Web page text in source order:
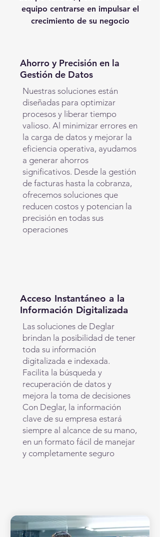
equipo centrarse en impulsar el
crecimiento de su negocio
Ahorro y Precisión en la
Gestión de Datos
Nuestras soluciones están
diseñadas para optimizar
procesos y liberar tiempo
valioso. Al minimizar errores en
la carga de datos y mejorar la
eficiencia operativa, ayudamos
a generar ahorros
significativos. Desde la gestión
de facturas hasta la cobranza,
ofrecemos soluciones que
reducen costos y potencian la
precisión en todas sus
operaciones
Acceso Instantáneo a la
Información Digitalizada
Las soluciones de Deglar
brindan la posibilidad de tener
toda su información
digitalizada e indexada.
Facilita la búsqueda y
recuperación de datos y
mejora la toma de decisiones
Con Deglar, la información
clave de su empresa estará
siempre al alcance de su mano,
en un formato fácil de manejar
y completamente seguro